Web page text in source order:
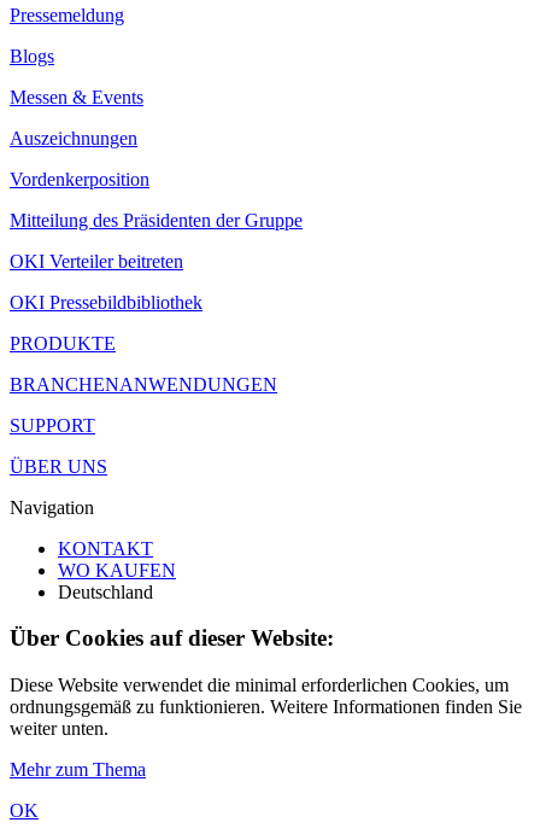
Pressemeldung
Blogs
Messen & Events
Auszeichnungen
Vordenkerposition
Mitteilung des Präsidenten der Gruppe
OKI Verteiler beitreten
OKI Pressebildbibliothek
PRODUKTE
BRANCHENANWENDUNGEN
SUPPORT
ÜBER UNS
Navigation
KONTAKT
WO KAUFEN
Deutschland
Über Cookies auf dieser Website:
Diese Website verwendet die minimal erforderlichen Cookies, um
ordnungsgemäß zu funktionieren. Weitere Informationen finden Sie
weiter unten.
Mehr zum Thema
OK